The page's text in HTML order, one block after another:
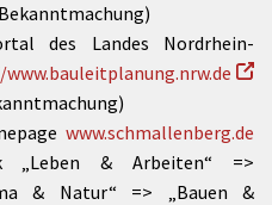
des Landes Nordrhein-
www.schmallenberg.de
& Arbeiten“ =>
& Natur“ => „Bauen &